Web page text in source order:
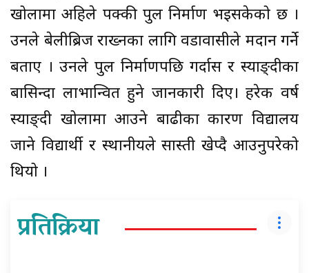
खोलामा अहिले पक्की पुल निर्माण भइसकेको छ ।
उनले बेलीब्रिज राख्नका लागि वडावासीले श्रमदान गर्ने
बताए । उनले पुल निर्माणपछि गर्दास र स्याङ्दीका
बासिन्दा लाभान्वित हुने जानकारी दिए। हरेक वर्ष
स्याङ्दी खोलामा आउने बाढीका कारण विद्यालय
जाने विद्यार्थी र स्थानीयले सास्ती खेप्दै आउनुपरेको
थियो ।
प्रतिक्रिया